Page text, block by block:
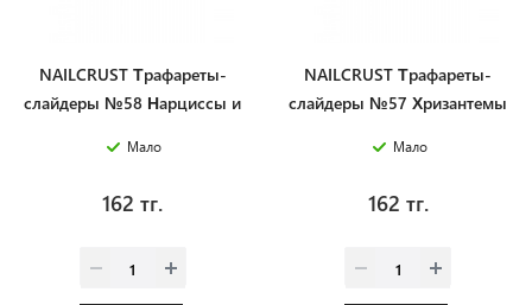
NAILCRUST Трафареты-
слайдеры №58 Нарциссы и
Мало
162 тг.
NAILCRUST Трафареты-
слайдеры №57 Хризантемы
Мало
162 тг.